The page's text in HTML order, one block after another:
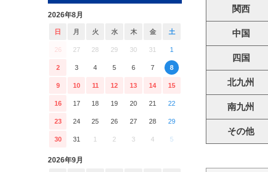
2026年8月
日 月 火 水 木 金 土
26 27 28 29 30 31 1
2 3 4 5 6 7 8
9 10 11 12 13 14 15
16 17 18 19 20 21 22
23 24 25 26 27 28 29
30 31 1 2 3 4 5
2026年9月
関西
中国
四国
北九州
南九州
その他